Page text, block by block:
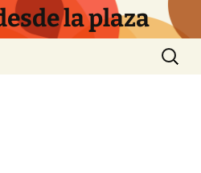
la plaza
Buscar: